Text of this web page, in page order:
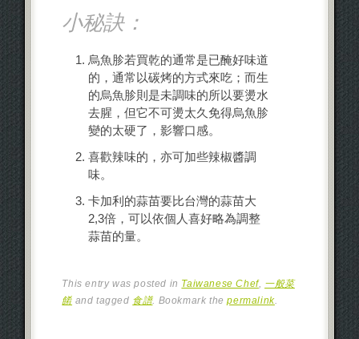
小秘訣：
烏魚胗若買乾的通常是已醃好味道
的，通常以碳烤的方式來吃；而生
的烏魚胗則是未調味的所以要燙水
去腥，但它不可燙太久免得烏魚胗
變的太硬了，影響口感。
喜歡辣味的，亦可加些辣椒醬調
味。
卡加利的蒜苗要比台灣的蒜苗大
2,3倍，可以依個人喜好略為調整
蒜苗的量。
This entry was posted in Taiwanese Chef, 一般菜
餚 and tagged 食譜. Bookmark thepermalink.